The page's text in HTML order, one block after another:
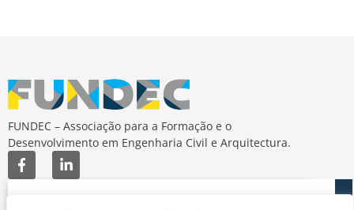
FUNDEC – Associação para a Formação e o
Desenvolvimento em Engenharia Civil e Arquitectura.